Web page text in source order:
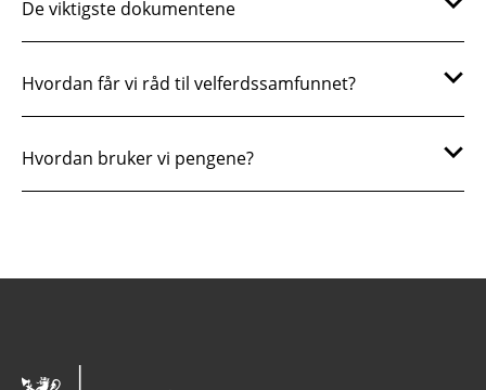
De viktigste dokumentene
Hvordan får vi råd til velferdssamfunnet?
Hvordan bruker vi pengene?